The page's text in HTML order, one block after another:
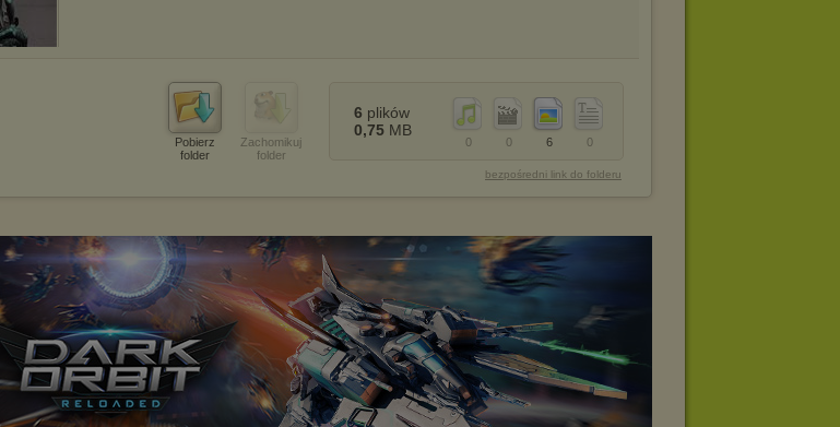
Pobierz
folder
Zachomikuj
folder
0
6
0
0
6 plików
0,75 MB
bezpośredni link do folderu